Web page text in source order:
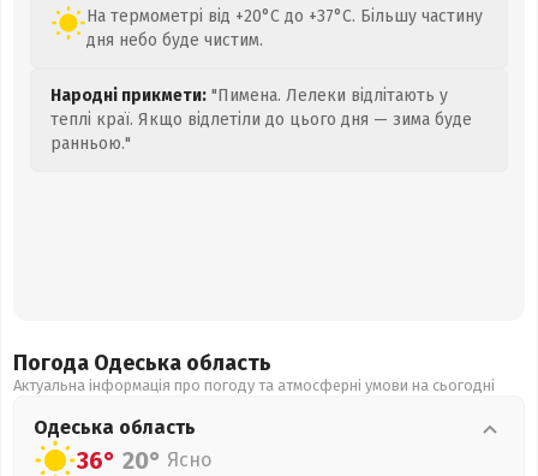
На термометрі від +20°C до +37°C. Більшу частину
дня небо буде чистим.
Народні прикмети: "Пимена. Лелеки відлітають у
теплі краї. Якщо відлетіли до цього дня — зима буде
ранньою."
Погода Одеська область
Актуальна інформація про погоду та атмосферні умови на сьогодні
Одеська область
36° 20° Ясно